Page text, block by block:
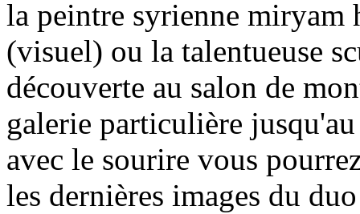
la peintre syrienne miryam
(visuel) ou la talentueuse
découverte au salon de
galerie particulière
avec le sourire vous
les dernières images du